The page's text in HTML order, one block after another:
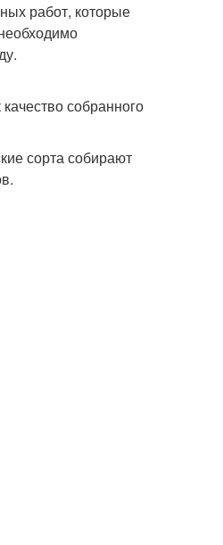
работ, которые
собранного
сорта собирают